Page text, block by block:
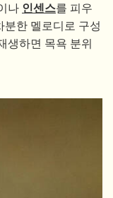
나 인센스를 피우
한 멜로디로 구성
생하면 목욕 분위